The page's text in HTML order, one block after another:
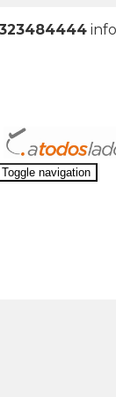
Toggle navigation